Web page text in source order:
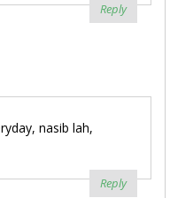
Reply
nasib lah,
Reply